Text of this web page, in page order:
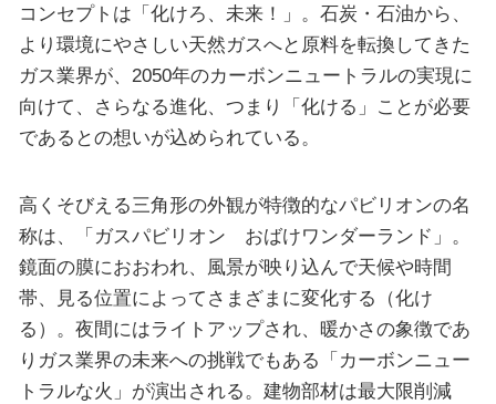
コンセプトは「化けろ、未来！」。石炭・石油から、
より環境にやさしい天然ガスへと原料を転換してきた
ガス業界が、2050年のカーボンニュートラルの実現に
向けて、さらなる進化、つまり「化ける」ことが必要
であるとの想いが込められている。
高くそびえる三角形の外観が特徴的なパビリオンの名
称は、「ガスパビリオン おばけワンダーランド」。
鏡面の膜におおわれ、風景が映り込んで天候や時間
帯、見る位置によってさまざまに変化する（化け
る）。夜間にはライトアップされ、暖かさの象徴であ
りガス業界の未来への挑戦でもある「カーボンニュー
トラルな火」が演出される。建物部材は最大限削減